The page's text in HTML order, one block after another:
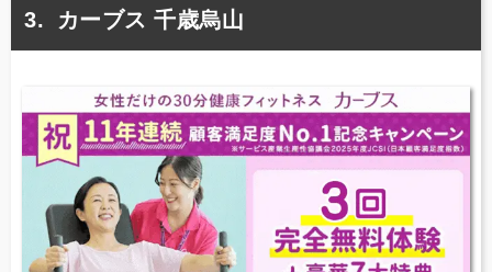
カーブス 千歳烏山